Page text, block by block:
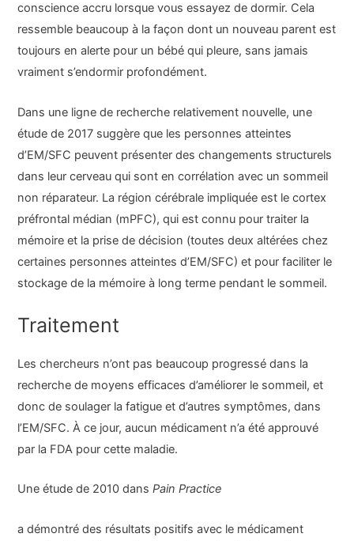
conscience accru lorsque vous essayez de dormir. Cela
ressemble beaucoup à la façon dont un nouveau parent est
toujours en alerte pour un bébé qui pleure, sans jamais
vraiment s’endormir profondément.
Dans une ligne de recherche relativement nouvelle, une
étude de 2017 suggère que les personnes atteintes
d’EM/SFC peuvent présenter des changements structurels
dans leur cerveau qui sont en corrélation avec un sommeil
non réparateur. La région cérébrale impliquée est le cortex
préfrontal médian (mPFC), qui est connu pour traiter la
mémoire et la prise de décision (toutes deux altérées chez
certaines personnes atteintes d’EM/SFC) et pour faciliter le
stockage de la mémoire à long terme pendant le sommeil.
Traitement
Les chercheurs n’ont pas beaucoup progressé dans la
recherche de moyens efficaces d’améliorer le sommeil, et
donc de soulager la fatigue et d’autres symptômes, dans
l’EM/SFC. À ce jour, aucun médicament n’a été approuvé
par la FDA pour cette maladie.
Une étude de 2010 dansPain Practice
a démontré des résultats positifs avec le médicament